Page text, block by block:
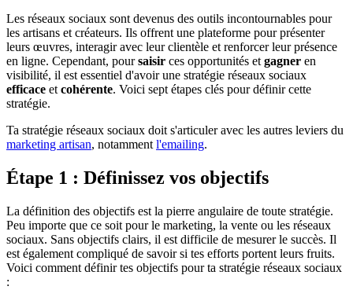
Les réseaux sociaux sont devenus des outils incontournables pour
les artisans et créateurs. Ils offrent une plateforme pour présenter
leurs œuvres, interagir avec leur clientèle et renforcer leur présence
en ligne. Cependant, poursaisir ces opportunités et gagner en
visibilité, il est essentiel d'avoir une stratégie réseaux sociaux
efficace et cohérente. Voici sept étapes clés pour définir cette
stratégie.
Ta stratégie réseaux sociaux doit s'articuler avec les autres leviers du
marketing artisan, notamment l'emailing.
Étape 1 : Définissez vos objectifs
La définition des objectifs est la pierre angulaire de toute stratégie.
Peu importe que ce soit pour le marketing, la vente ou les réseaux
sociaux. Sans objectifs clairs, il est difficile de mesurer le succès. Il
est également compliqué de savoir si tes efforts portent leurs fruits.
Voici comment définir tes objectifs pour ta stratégie réseaux sociaux
: